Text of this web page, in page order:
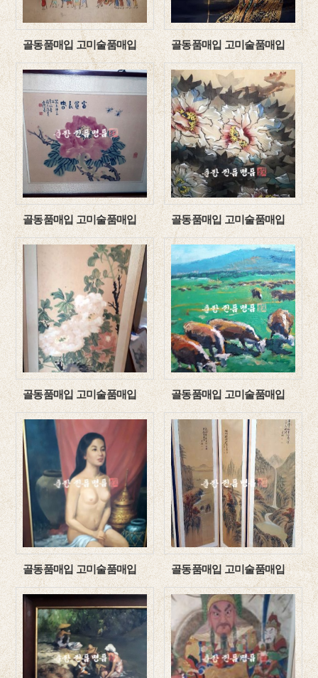
골동품매입 고미술품매입 골동품매입 고미술품매입
골동품매입 고미술품매입 골동품매입 고미술품매입
골동품매입 고미술품매입 골동품매입 고미술품매입
골동품매입 고미술품매입 골동품매입 고미술품매입